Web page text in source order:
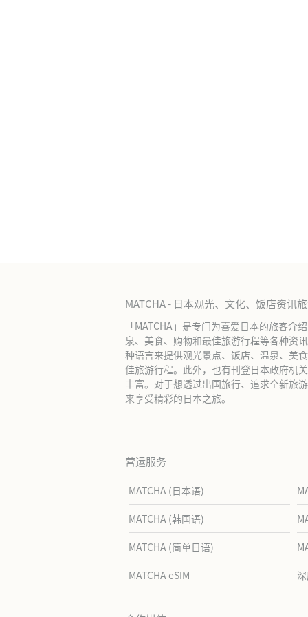
MATCHA - 日本观光、文化、饭店资讯
「MATCHA」是专门为喜爱日本的旅客介
泉、美食、购物和最佳旅游行程等各种资
种语言来提供观光景点、饭店、温泉、美
佳旅游行程。此外，也有刊登日本政府机
丰富。对于想透过出国旅行、追求全新旅
来享受精彩的日本之旅。
营运服务
MATCHA (日本语)
MATCHA (韩国语)
MATCHA (简单日语)
MATCHA eSIM